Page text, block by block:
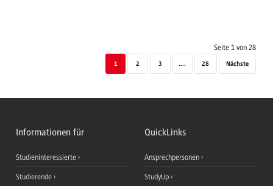
Seite 1 von 28
1 2 3 .... 28 Nächste
Informationen für
Studieninteressierte
Studierende
QuickLinks
Ansprechpersonen
StudyUp